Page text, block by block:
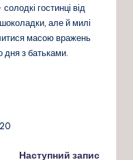
гостинці від
але й милі
масою вражень
дня з батьками.
Наступний запис